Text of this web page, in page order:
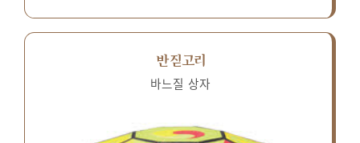
반짇고리
바느질 상자